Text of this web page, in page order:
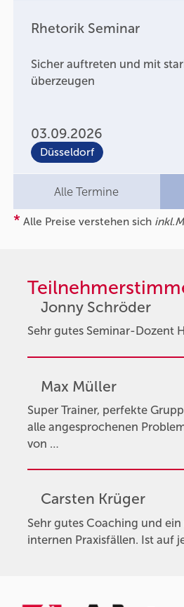
Rhetorik Seminar
Sicher auftreten und mit
überzeugen
03.09.2026
Düsseldorf
Alle Termine
* Alle Preise verstehen sich
Jonny Schröder
Sehr gutes Seminar-Dozent
Max Müller
Super Trainer, perfekte
alle angesprochenen
von …
Carsten Krüger
Sehr gutes Coaching und
internen Praxisfällen. Ist auf